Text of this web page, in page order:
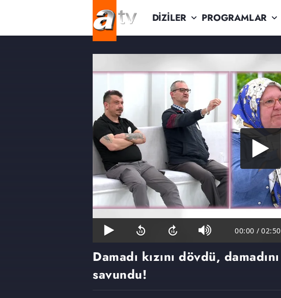
DİZİLER PROGRAMLAR
00:00 / 02:50
Damadı kızını dövdü, damadını
savundu!